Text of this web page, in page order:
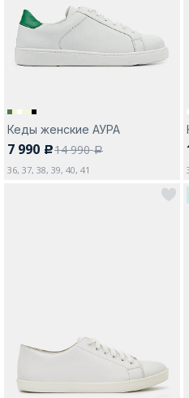
Кеды женские АУРА
7 990 c14 990a
36, 37, 38, 39, 40, 41